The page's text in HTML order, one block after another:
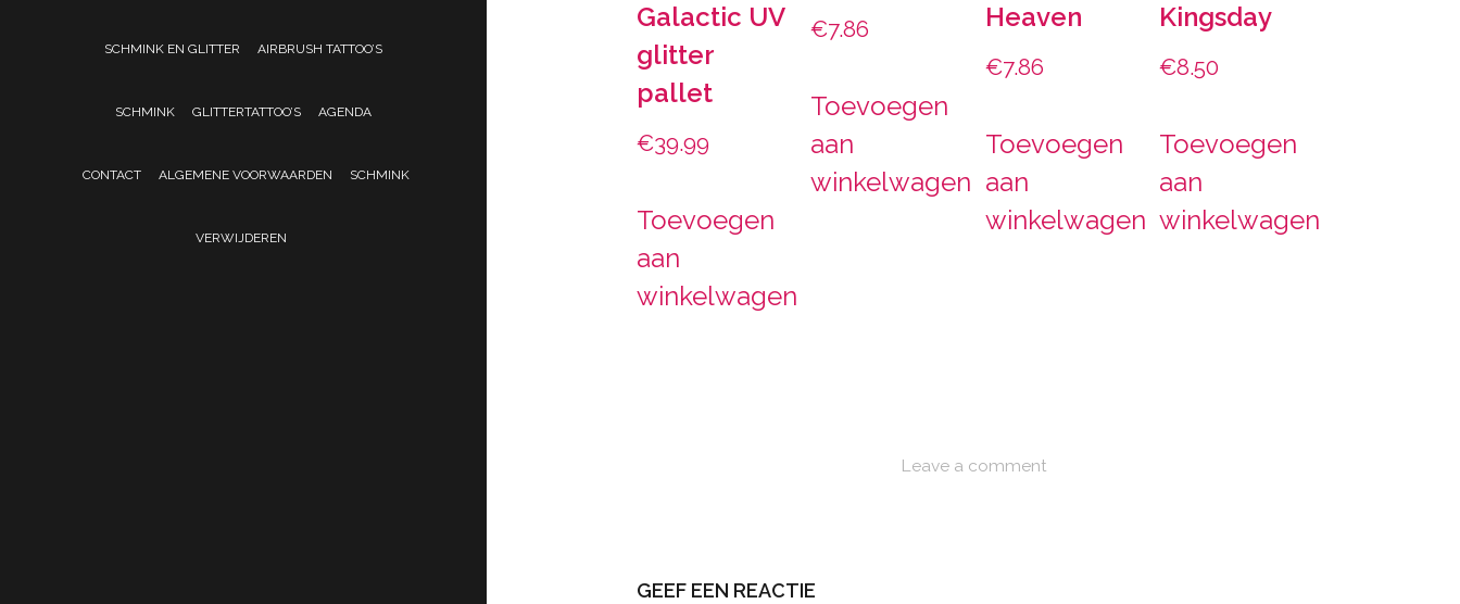
SCHMINK EN GLITTER AIRBRUSH TATTOO’S
SCHMINK GLITTERTATTOO’S AGENDA
CONTACT ALGEMENE VOORWAARDEN SCHMINK
VERWIJDEREN
Galactic UV
glitter
pallet
€39.99
Toevoegen
aan
winkelwagen
€7.86
Toevoegen
aan
winkelwagen
Heaven
€7.86
Toevoegen
aan
winkelwagen
Kingsday
€8.50
Toevoegen
aan
winkelwagen
Leave a comment
GEEF EEN REACTIE